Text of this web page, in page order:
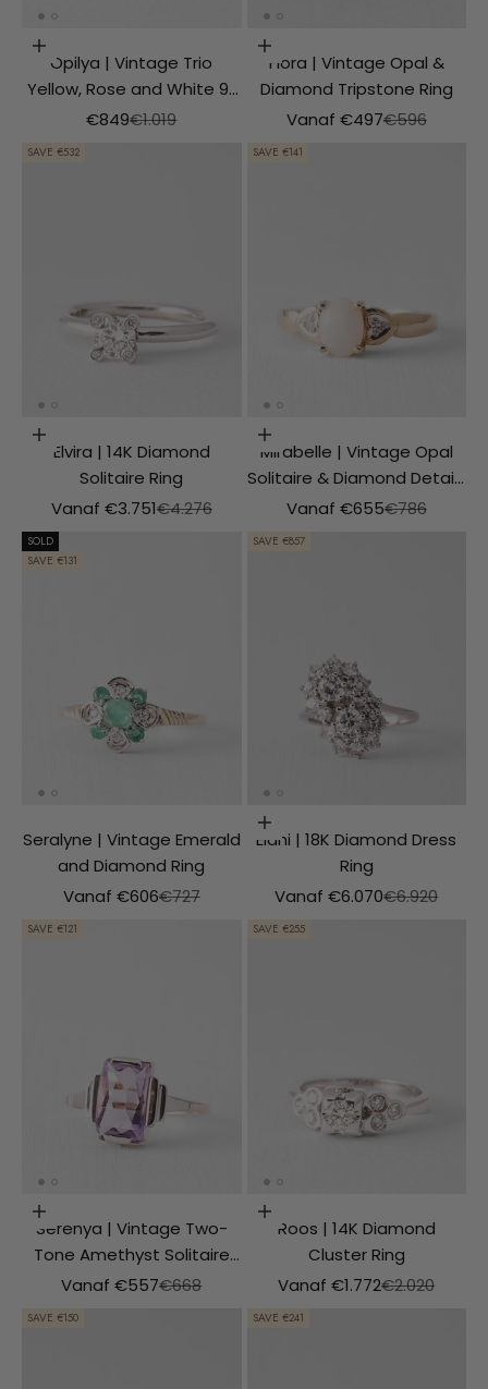
ADD TO SHOPPING CART
Opilya | Vintage Trio
Yellow, Rose and White 9k
Bangle
Aanbiedingsprijs
€849Normale prijs
€1.019
Choosing options
Fiora | Vintage Opal &
Diamond Tripstone Ring
Aanbiedingsprijs
Vanaf €497Normale prijs
€596
SAVE €532
Choosing options
Elvira | 14K Diamond
Solitaire Ring
Aanbiedingsprijs
Vanaf €3.751Normale prijs
€4.276
SAVE €141
Choosing options
Mirabelle | Vintage Opal
Solitaire & Diamond Details
Ring
Aanbiedingsprijs
Vanaf €655Normale prijs
€786
SOLD
SAVE €131
Seralyne | Vintage Emerald
and Diamond Ring
Aanbiedingsprijs
Vanaf €606Normale prijs
€727
SAVE €857
Choosing options
Elani | 18K Diamond Dress
Ring
Aanbiedingsprijs
Vanaf €6.070Normale prijs
€6.920
SAVE €121
Choosing options
Serenya | Vintage Two-
Tone Amethyst Solitaire
Ring
Aanbiedingsprijs
Vanaf €557Normale prijs
€668
SAVE €255
Choosing options
Roos | 14K Diamond
Cluster Ring
Aanbiedingsprijs
Vanaf €1.772Normale prijs
€2.020
SAVE €150 SAVE €241